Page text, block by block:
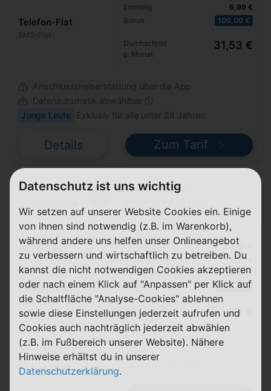
Telefon-Flat
SMS-Flat
Einmalig
Bonus
6,99 €
100,00 €
Durchschnitt
p. Monat
31,53 €
Anschlusspreiserstattung über die App
Datenautomatik abwählbar ⓘ
Junge Leute
Exklusiv für alle unter 28 Jahren
Details Zum Tarif
Samsung Galaxy S26
24 Monate
105 GB
300 Mbit/s max.
Telefon-Flat
SMS-Flat
Pro Monat
Handy Zuzahlung
Einmalig
Bonus
34,99 €
9,95 €
46,98 €
100,00 €
Durchschnitt
p. Monat
33,20 €
Datenautomatik abwählbar ⓘ
Junge Leute
Exklusiv für alle unter 28 Jahren
Datenschutz ist uns wichtig
Wir setzen auf unserer Website Cookies ein. Einige
von ihnen sind notwendig (z.B. im Warenkorb),
während andere uns helfen unser Onlineangebot
zu verbessern und wirtschaftlich zu betreiben. Du
kannst die nicht notwendigen Cookies akzeptieren
oder nach einem Klick auf "Anpassen" per Klick auf
die Schaltfläche "Analyse-Cookies" ablehnen
sowie diese Einstellungen jederzeit aufrufen und
Cookies auch nachträglich jederzeit abwählen
(z.B. im Fußbereich unserer Website). Nähere
Hinweise erhältst du in unserer
Datenschutzerklärung.